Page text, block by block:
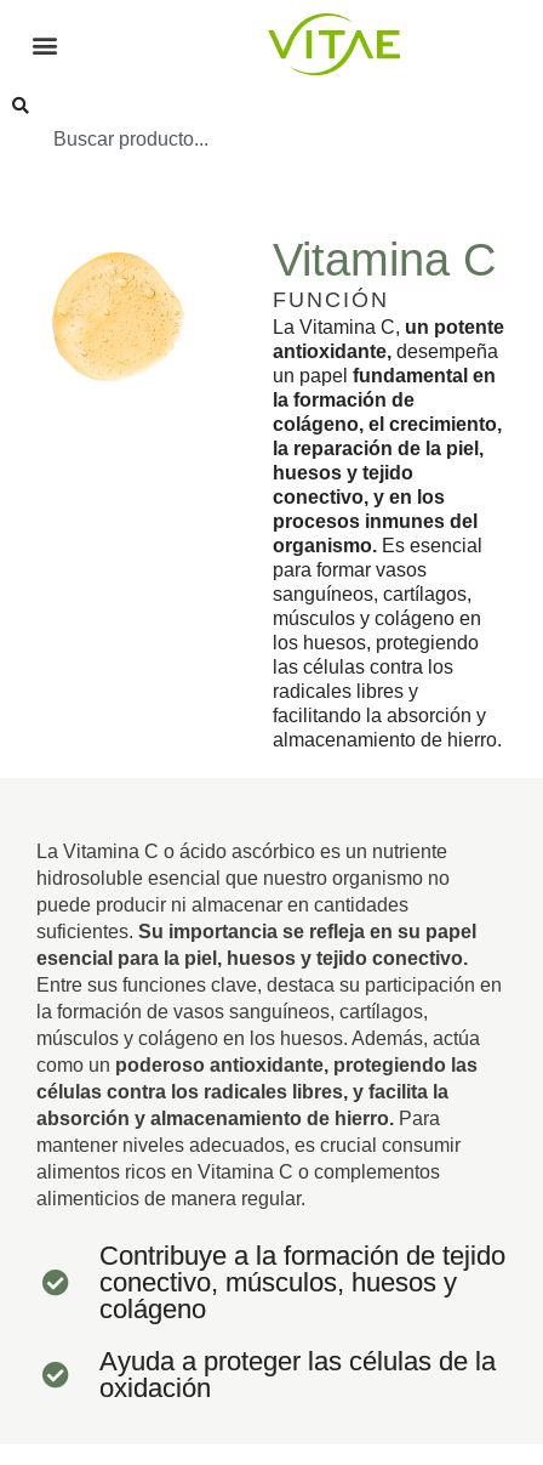
Vitamina C
FUNCIÓN
La Vitamina C, un potente
antioxidante, desempeña
un papel fundamental en
la formación de
colágeno, el crecimiento,
la reparación de la piel,
huesos y tejido
conectivo, y en los
procesos inmunes del
organismo. Es esencial
para formar vasos
sanguíneos, cartílagos,
músculos y colágeno en
los huesos, protegiendo
las células contra los
radicales libres y
facilitando la absorción y
almacenamiento de hierro.
La Vitamina C o ácido ascórbico es un nutriente
hidrosoluble esencial que nuestro organismo no
puede producir ni almacenar en cantidades
suficientes. Su importancia se refleja en su papel
esencial para la piel, huesos y tejido conectivo.
Entre sus funciones clave, destaca su participación en
la formación de vasos sanguíneos, cartílagos,
músculos y colágeno en los huesos. Además, actúa
como un poderoso antioxidante, protegiendo las
células contra los radicales libres, y facilita la
absorción y almacenamiento de hierro. Para
mantener niveles adecuados, es crucial consumir
alimentos ricos en Vitamina C o complementos
alimenticios de manera regular.
Contribuye a la formación de tejido
conectivo, músculos, huesos y
colágeno
Ayuda a proteger las células de la
oxidación